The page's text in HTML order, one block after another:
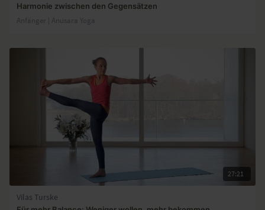
Harmonie zwischen den Gegensätzen
Anfänger | Anusara Yoga
27:21
Vilas Turske